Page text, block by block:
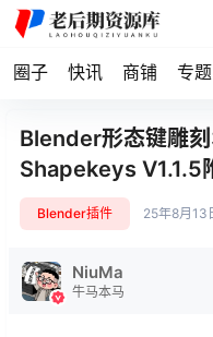
圈子 快讯 商铺 专题
Blender形态键雕
Shapekeys V1.1.5
Blender插件 25年8月13
NiuMa
牛马本马